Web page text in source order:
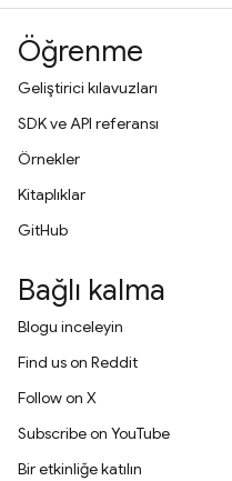
Öğrenme
Geliştirici kılavuzları
SDK ve API referansı
Örnekler
Kitaplıklar
GitHub
Bağlı kalma
Blogu inceleyin
Find us on Reddit
Follow on X
Subscribe on YouTube
Bir etkinliğe katılın